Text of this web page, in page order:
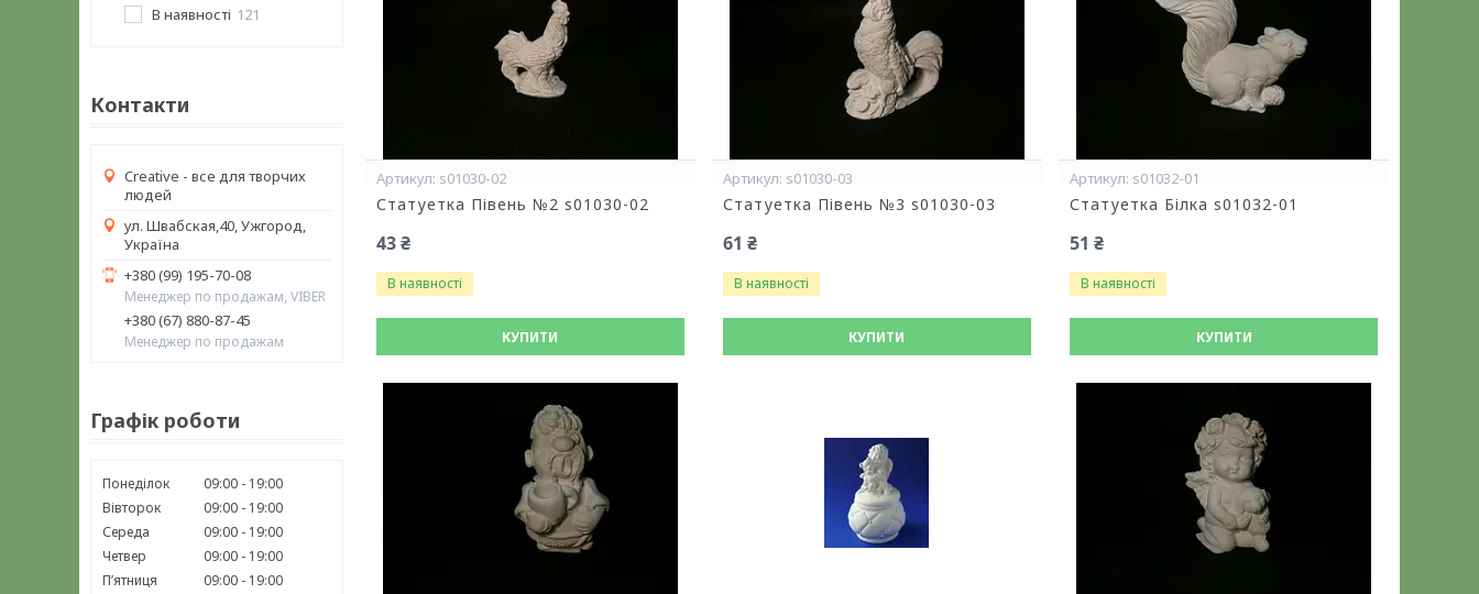
В наявності 121
Контакти
Creative - все для творчих
людей
ул. Швабская,40, Ужгород,
Україна
+380 (99) 195-70-08
Менеджер по продажам, VIBER
+380 (67) 880-87-45
Менеджер по продажам
Графік роботи
Понеділок 09:00
19:00
Вівторок
09:00
19:00
Середа
09:00
19:00
Четвер
09:00
19:00
Пʼятниця
09:00
19:00
s01030-02
Статуетка Півень №2 s01030-02
43 ₴
В наявності
КУПИТИ
s01030-03
Статуетка Півень №3 s01030-03
61 ₴
В наявності
КУПИТИ
s01032-01
Статуетка Білка s01032-01
51 ₴
В наявності
КУПИТИ